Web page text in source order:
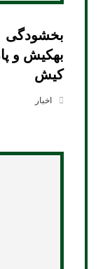
بهکیش و
کیش
اخبار